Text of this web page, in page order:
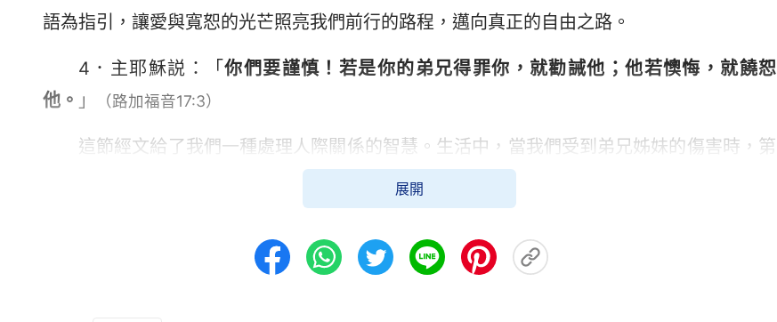
語為指引，讓愛與寬恕的光芒照亮我們前行的路程，邁向真正的自由之路。
4．主耶穌説：「你們要謹慎！若是你的弟兄得罪你，就勸誡他；他若懊悔，就饒恕
他。 」 （路加福音17:3）
這節經文給了我們一種處理人際關係的智慧。生活中，當我們受到弟兄姊妹的傷害時，第
一反應往往是憤怒和怨恨，但主耶穌教導我們要以謹慎的態度對待，不要輕易發脾氣或作出衝
動的决定。謹慎讓我們有時間冷静下來，理性地思考如何處理這個問題，以愛心和耐心與他們
溝通，勸誡他們，告訴他們我們内心的感受。如果對方意識到了自己的錯誤并表示懊悔，我們
就應該心存寬恕原諒他們的過錯。但饒恕并不意味着我們要忽視别人的錯誤或對過錯輕描淡
展開